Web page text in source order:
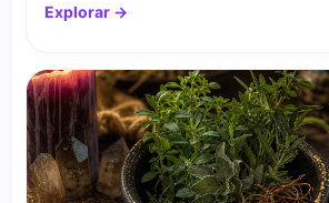
Explorar →